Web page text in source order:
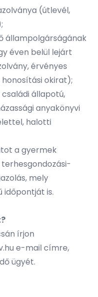
(útlevél,
állampolgárságának
éven belül lejárt
érvényes
okirat);
állapotú,
anyakönyvi
halotti
a gyermek
mely
időpontját is.
írjon
e-mail címre,
ügyét.